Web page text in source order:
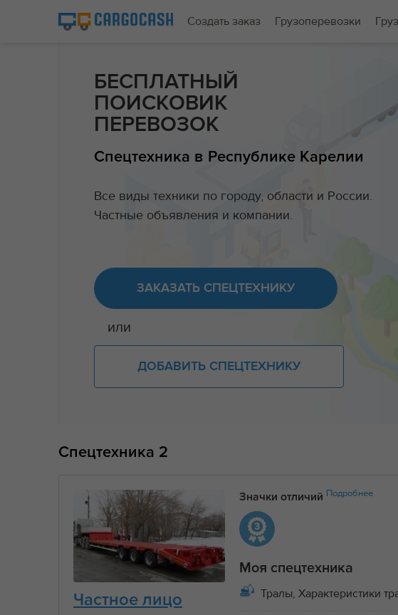
Создать заказ Грузоперевозки
БЕСПЛАТНЫЙ
ПОИСКОВИК
ПЕРЕВОЗОК
Спецтехника в Республике Карелии
Все виды техники по городу, области и России.
Частные объявления и компании.
ЗАКАЗАТЬ СПЕЦТЕХНИКУ
или
ДОБАВИТЬ СПЕЦТЕХНИКУ
Спецтехника 2
Частное лицо
Значки отличий Подробнее
Моя спецтехника
Тралы, Характеристики